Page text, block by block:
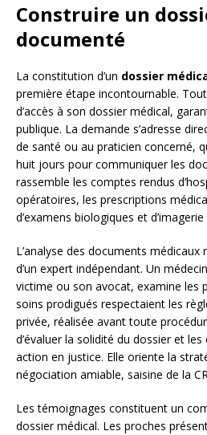
Construire un
documenté
La constitution d’un dossier
première étape incontournable.
d’accès à son dossier médical,
publique. La demande s’adresse
de santé ou au praticien concerné,
huit jours pour communiquer les
rassemble les comptes rendus
opératoires, les prescriptions
d’examens biologiques et
L’analyse des documents médicaux
d’un expert indépendant. Un
victime ou son avocat, examine les
soins prodigués respectaient les
privée, réalisée avant toute
d’évaluer la solidité du dossier et les
action en justice. Elle oriente la
négociation amiable, saisine de la
Les témoignages constituent un
dossier médical. Les proches